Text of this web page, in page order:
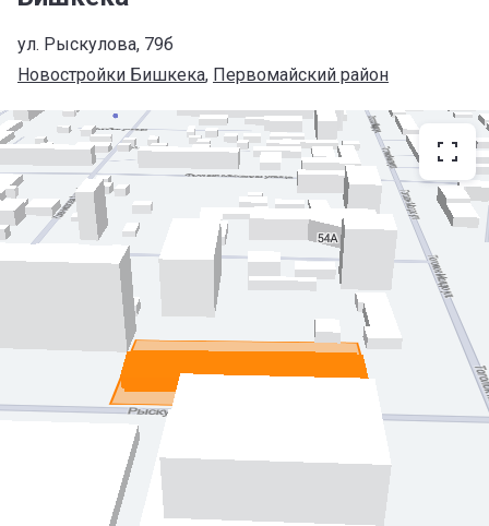
ул. Рыскулова, 79б
Новостройки Бишкека, Первомайский район